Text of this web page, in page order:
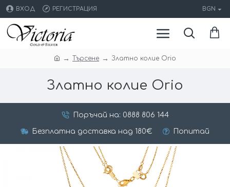
ВХОД РЕГИСТРАЦИЯ BGN
Търсене Златно колие Orio
Златно колие Orio
Поръчай на: 0888 806 144
Безплатна доставка над 180€ Попитай